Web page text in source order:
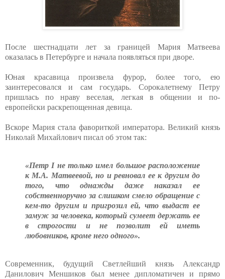
После шестнадцати лет за границей Мария Матвеева
оказалась в Петербурге и начала появляться при дворе.
Юная красавица произвела фурор, более того, ею
заинтересовался и сам государь. Сорокалетнему Петру
пришлась по нраву веселая, легкая в общении и по-
европейски раскрепощенная девица.
Вскоре Мария стала фавориткой императора. Великий князь
Николай Михайлович писал об этом так:
«Петр I не только имел большое расположение
к М.А. Матвеевой, но и ревновал ее к другим до
того, что однажды даже наказал ее
собственноручно за слишком смело обращение с
кем-то другим и пригрозил ей, что выдаст ее
замуж за человека, который сумеет держать ее
в строгости и не позволит ей иметь
любовников, кроме него одного».
Современник, будущий Светлейший князь Александр
Данилович Меншиков был менее дипломатичен и прямо